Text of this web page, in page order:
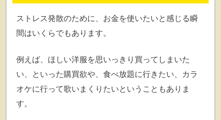
ストレス発散のために、お金を使いたいと感じる瞬
間はいくらでもあります。
例えば、ほしい洋服を思いっきり買ってしまいた
い、といった購買欲や、食べ放題に行きたい、カラ
オケに行って歌いまくりたいということもありま
す。